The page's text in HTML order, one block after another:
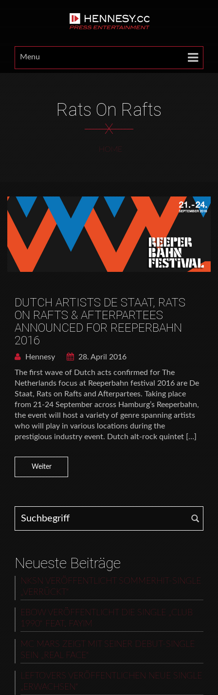
Menu
Rats On Rafts
X
HOME
DUTCH ARTISTS DE STAAT, RATS
ON RAFTS & AFTERPARTEES
ANNOUNCED FOR REEPERBAHN
2016
Hennesy
28. April 2016
The first wave of Dutch acts confirmed for The
Netherlands focus at Reeperbahn festival 2016 are De
Staat, Rats on Rafts and Afterpartees. Taking place
from 21-24 September across Hamburg’s Reeperbahn,
the event will host a variety of genre spanning artists
who will play in various locations during the
prestigious industry event. Dutch alt-rock quintet […]
Weiter
Search for:
Neueste Beiträge
NKSN VERÖFFENTLICHT SOMMERHIT-SINGLE
„VERRÜCKT“
EBOW VERÖFFENTLICHT DIE SINGLE „CLUB
1990“ FEAT. FAYIM
MC MARS ZEIGT MIT SEINER DEBUT-SINGLE
SEIN „REAL FACE“
LEFTOVERS VERÖFFENTLICHEN NEUE SINGLE
„ERWACHSEN“